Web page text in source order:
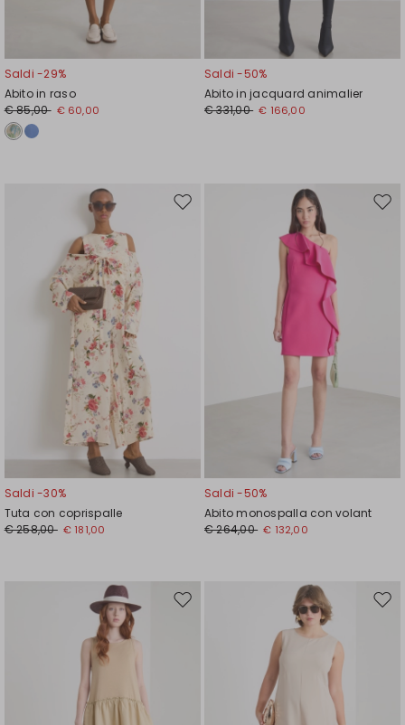
Saldi -29%
Abito in raso
€ 85,00 € 60,00
Saldi -50%
Abito in jacquard animalier
€ 331,00 € 166,00
Sposta
Saldi -30%
Tuta con coprispalle
€ 258,00 € 181,00
Saldi -50%
Abito monospalla con volant
€ 264,00 € 132,00
Sposta